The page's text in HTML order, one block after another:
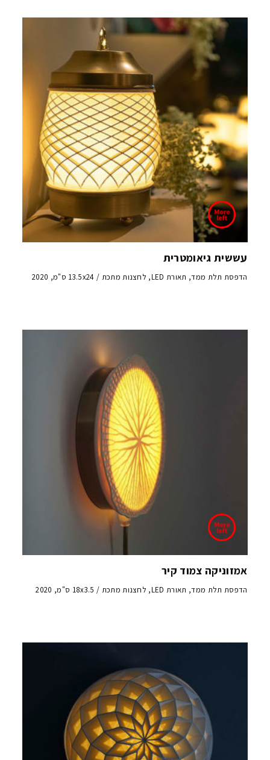
עששית גיאומטרית
הדפסת תלת ממד, תאורת LED, לחצנות מתכת / 13.5x24 ס"מ, 2020
אמזוניקה צמוד קיר
הדפסת תלת ממד, תאורת LED, לחצנות מתכת / 18x3.5 ס"מ, 2020